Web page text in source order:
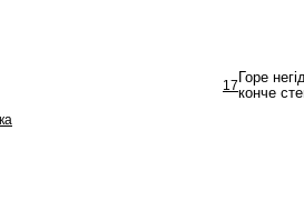
17 Горе
конче